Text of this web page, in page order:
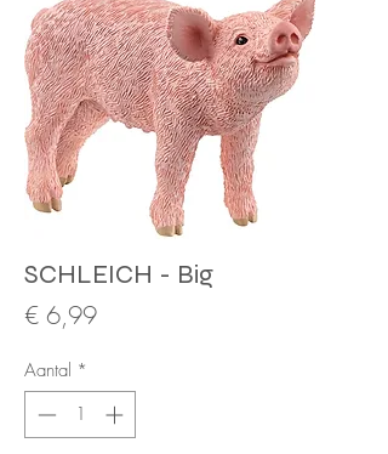
SCHLEICH - Big
€ 6,99Prijs
Aantal *